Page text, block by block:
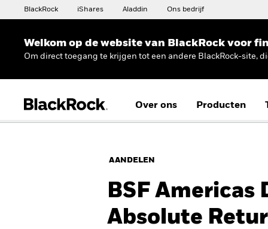
BlackRock iShares Aladdin Ons bedrijf
Welkom op de website van BlackRock voor
Om direct toegang te krijgen tot een andere BlackRock-site,
Over ons Producten
AANDELEN
BSF
Absolute